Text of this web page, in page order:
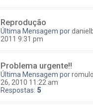
Reprodução
Última Mensagem por
2011 9:31 pm
Problema urgente!!
Última Mensagem por
26, 2010 11:22 am
Respostas: 5